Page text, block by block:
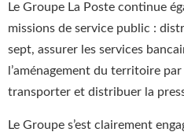
Le Groupe La Poste continue
missions de service public :
sept, assurer les services
l’aménagement du territoire
transporter et distribuer la
Le Groupe s’est clairement